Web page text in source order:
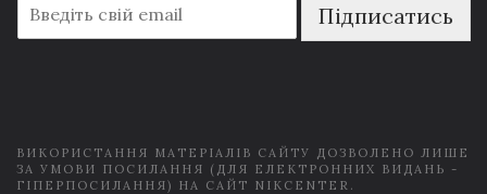
m
a
Підписатись
ВИКОРИСТАННЯ МАТЕРІАЛІВ САЙТУ ДОЗВОЛЕНО ЛИШЕ
ЗА УМОВИ ПОСИЛАННЯ (ДЛЯ ЕЛЕКТРОННИХ ВИДАНЬ -
ГІПЕРПОСИЛАННЯ) НА САЙТ NIKCENTER.